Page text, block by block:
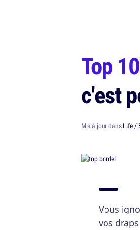
Top 10
c'est
Mis à jour dans Life /
Vous
vos